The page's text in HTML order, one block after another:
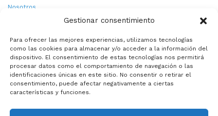
Gestionar consentimiento
Para ofrecer las mejores experiencias, utilizamos tecnologías
como las cookies para almacenar y/o acceder a la información del
dispositivo. El consentimiento de estas tecnologías nos permitirá
procesar datos como el comportamiento de navegación o las
identificaciones únicas en este sitio. No consentir o retirar el
consentimiento, puede afectar negativamente a ciertas
características y funciones.
Nosotros
Política de Cookies
Contacto